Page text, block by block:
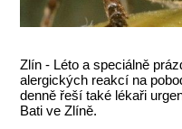
Zlín - Léto a speciálně
alergických reakcí na
denně řeší také lékaři
Bati ve Zlíně.